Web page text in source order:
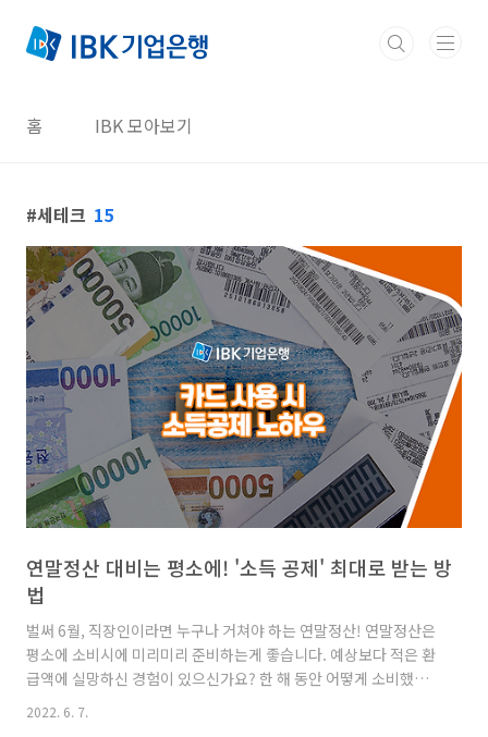
홈 IBK 모아보기
세테크 15
연말정산 대비는 평소에! '소득 공제' 최대로 받는 방
법
벌써 6월, 직장인이라면 누구나 거쳐야 하는 연말정산! 연말정산은
평소에 소비시에 미리미리 준비하는게 좋습니다. 예상보다 적은 환
급액에 실망하신 경험이 있으신가요? 한 해 동안 어떻게 소비했는
2022. 6. 7.